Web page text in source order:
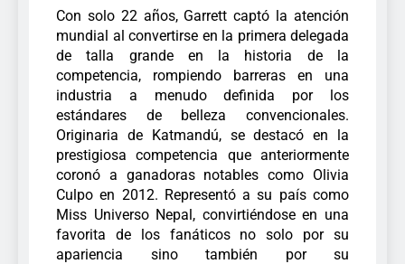
Con solo 22 años, Garrett captó la atención
mundial al convertirse en la primera delegada
de talla grande en la historia de la
competencia, rompiendo barreras en una
industria a menudo definida por los
estándares de belleza convencionales.
Originaria de Katmandú, se destacó en la
prestigiosa competencia que anteriormente
coronó a ganadoras notables como Olivia
Culpo en 2012. Representó a su país como
Miss Universo Nepal, convirtiéndose en una
favorita de los fanáticos no solo por su
apariencia sino también por su